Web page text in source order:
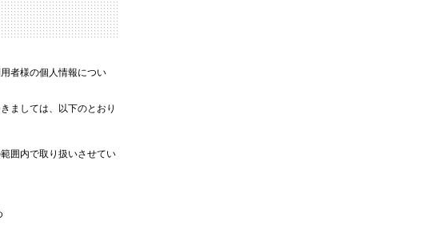
者様の個人情報につい
ましては、以下のとおり
囲内で取り扱いさせてい